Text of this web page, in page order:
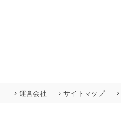
運営会社 サイトマップ